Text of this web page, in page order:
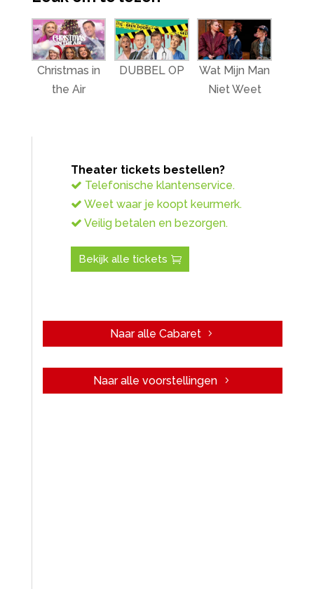
Christmas in
the Air
DUBBEL OP
Wat Mijn Man
Niet Weet
Theater tickets bestellen?
Telefonische klantenservice.
Weet waar je koopt keurmerk.
Veilig betalen en bezorgen.
Bekijk alle tickets
Naar alle Cabaret
Naar alle voorstellingen